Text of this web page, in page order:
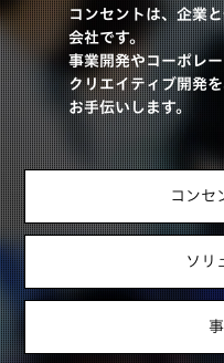
コンセントは、企業
会社です。
事業開発やコーポレ
クリエイティブ開発
お手伝いします。
コンセ
ソリ